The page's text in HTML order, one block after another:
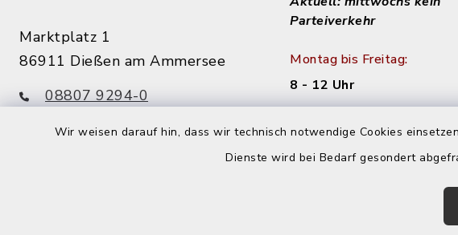
Wir weisen darauf hin, dass wir technisch notwendige Cookies
Dienste wird bei Bedarf gesondert
Marktplatz 1
86911 Dießen am Ammersee
08807 9294-0
Parteiverkehr
Montag bis Freitag:
8 - 12 Uhr
Dienstag nachmittags:
14 - 16 Uhr